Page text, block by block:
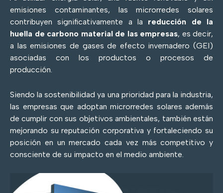
emisiones contaminantes, las microrredes solares
contribuyen significativamente a la reducción de la
huella de carbono material de las empresas, es decir,
a las emisiones de gases de efecto invernadero (GEI)
asociadas con los productos o procesos de
producción.
Siendo la sostenibilidad ya una prioridad para la industria,
las empresas que adoptan microrredes solares además
de cumplir con sus objetivos ambientales, también están
mejorando su reputación corporativa y fortaleciendo su
posición en un mercado cada vez más competitivo y
consciente de su impacto en el medio ambiente.